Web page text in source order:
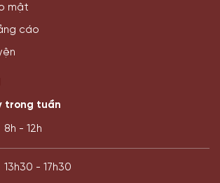
mật
cáo
trong tuần
8h - 12h
13h30 - 17h30